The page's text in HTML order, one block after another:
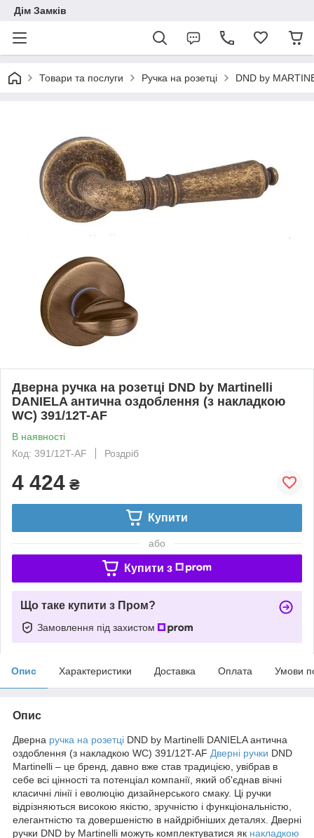
Дім Замків
Товари та послуги Ручка на розетці DND by
Дверна ручка на розетці DND by Martinelli
DANIELA антична оздоблення (з накладкою
WC) 391/12T-AF
В наявності
Код: 391/12T-AF
Роздріб
4 424 ₴
Купити
або
Купити з
Що таке купити з Пром?
Замовлення під захистом
Опис Характеристики Доставка Оплата Умови
Опис
Дверна ручка на розетці DND by Martinelli DANIELA антична
оздоблення (з накладкою WC) 391/12T-AF Дверні ручки DND
Martinelli – це бренд, давно вже став традицією, увібрав в
себе всі цінності та потенціал компанії, який об'єднав вічні
класичні лінії і еволюцію дизайнерського смаку. Ці ручки
відрізняються високою якістю, зручністю і функціональністю,
елегантністю та довершеністю в найдрібніших деталях. Дверні
ручки DND by Martinelli можуть комплектуватися як накладкою